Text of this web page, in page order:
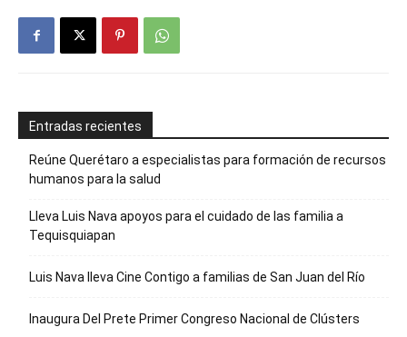
Entradas recientes
Reúne Querétaro a especialistas para formación de recursos
humanos para la salud
Lleva Luis Nava apoyos para el cuidado de las familia a
Tequisquiapan
Luis Nava lleva Cine Contigo a familias de San Juan del Río
Inaugura Del Prete Primer Congreso Nacional de Clústers